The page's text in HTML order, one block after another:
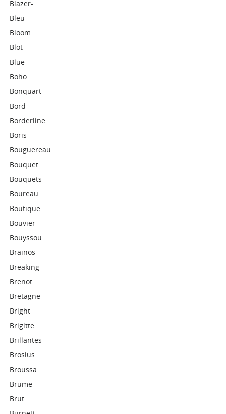
Blazer-
Bleu
Bloom
Blot
Blue
Boho
Bonquart
Bord
Borderline
Boris
Bouguereau
Bouquet
Bouquets
Boureau
Boutique
Bouvier
Bouyssou
Brainos
Breaking
Brenot
Bretagne
Bright
Brigitte
Brillantes
Brosius
Broussa
Brume
Brut